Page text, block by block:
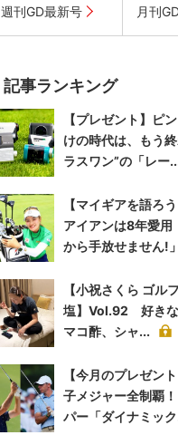
週刊GD最新号 月刊
記事ランキング
【プレゼント】ピ
けの時代は、もう
ラスワン”の「レー
【マイギアを語ろ
アイアンは8年愛用
から手放せません!」
【小祝さくら ゴル
塩】Vol.92 好きな
マコ酢、シャ...
【今月のプレゼン
子メジャー全制覇
パー「ダイナミッ